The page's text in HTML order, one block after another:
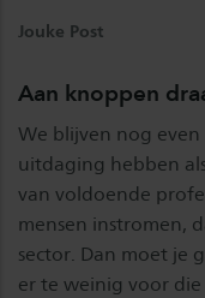
Jouke Post
Aan knoppen
We blijven nog even
uitdaging hebben
van voldoende
mensen instromen,
sector. Dan moet je
er te weinig voor